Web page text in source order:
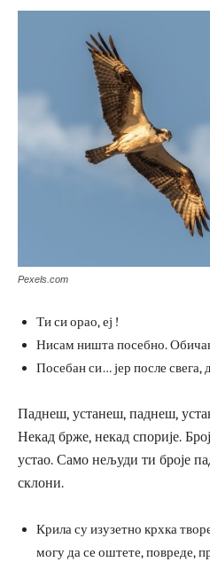
Pexels.com
Ти си орао, еј !
Нисам ништа посебно.
Посебан си… јер после свега,
Паднеш, устанеш, паднеш,
Некад брже, некад спорије.
устао. Само нељуди ти броје
склони.
Крила су изузетно крхка
могу да се оштете, повреде,